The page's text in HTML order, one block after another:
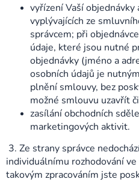
vyřízení Vaší
vyplývajících ze
správcem; při
údaje, které jsou nutné
objednávky (jméno a
osobních údajů je
plnění smlouvy, bez
možné smlouvu uzavřít
zasílání obchodních
marketingových aktivit.
3. Ze strany správce
individuálnímu rozhodování
takovým zpracováním jste